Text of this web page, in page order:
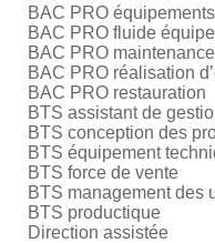
BAC PRO
BAC PRO fluide
BAC PRO
BAC PRO réalisation
BAC PRO restauration
BTS assistant de
BTS conception des
BTS équipement
BTS force de vente
BTS management des
BTS productique
Direction assistée